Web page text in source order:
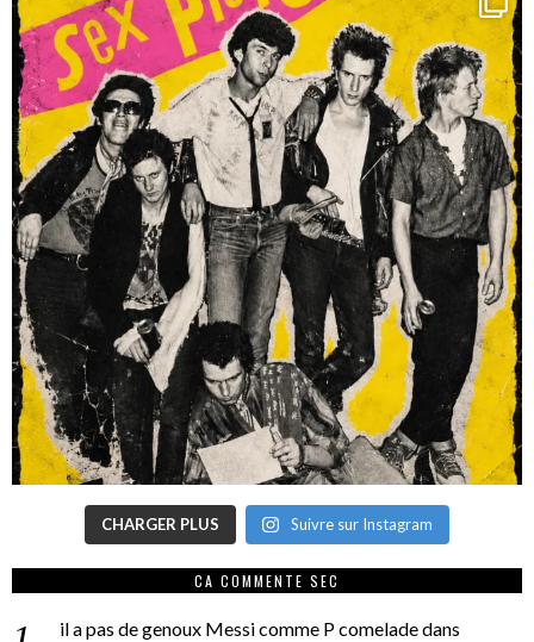
CHARGER PLUS Suivre sur Instagram
CA COMMENTE SEC
il a pas de genoux Messi comme P comeladedans